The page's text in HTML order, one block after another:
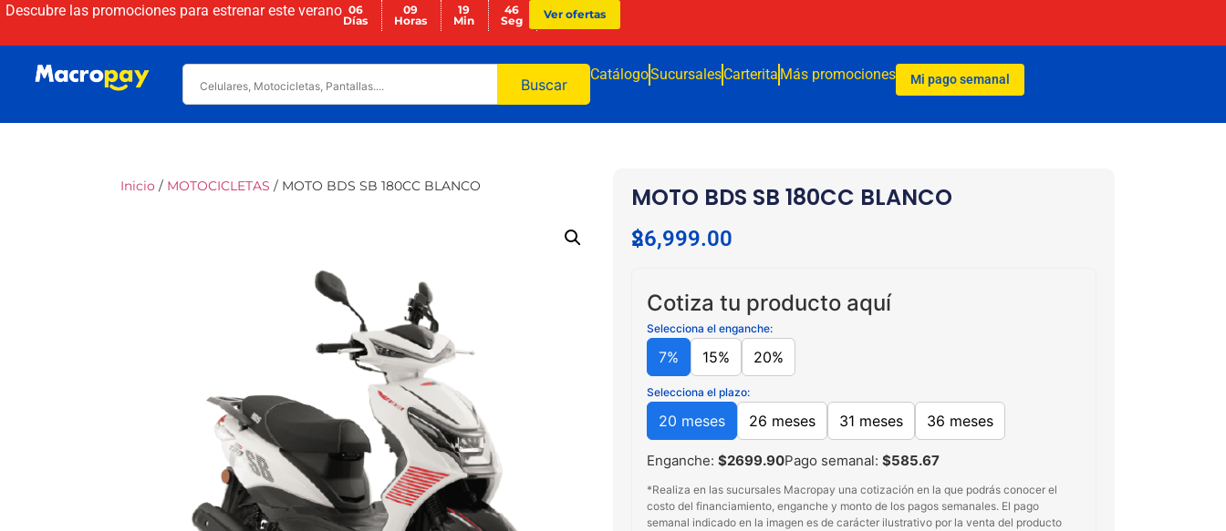
Descubre las promociones para estrenar este verano 06
Días
09
Horas
19
Min
44
Seg
Ver ofertas
Buscar
CatálogoSucursalesCarterita Más promociones Mi pago semanal
Inicio / MOTOCICLETAS / MOTO BDS SB 180CC BLANCO MOTO BDS SB 180CC BLANCO
$
26,999.00
Cotiza tu producto aquí
Selecciona el enganche:
7% 15% 20%
Selecciona el plazo:
20 meses 26 meses 31 meses 36 meses
Enganche: $2699.90Pago semanal: $585.67
*Realiza en las sucursales Macropay una cotización en la que podrás conocer el
costo del financiamiento, enganche y monto de los pagos semanales. El pago
semanal indicado en la imagen es de carácter ilustrativo por la venta del producto